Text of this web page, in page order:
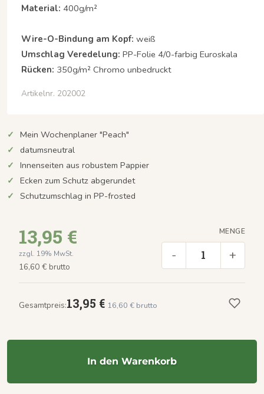
Material: 400g/m²
Wire-O-Bindung am Kopf: weiß
Umschlag Veredelung: PP-Folie 4/0-farbig Euroskala
Rücken: 350g/m² Chromo unbedruckt
Artikelnr. 202002
Mein Wochenplaner "Peach"
datumsneutral
Innenseiten aus robustem Pappier
Ecken zum Schutz abgerundet
Schutzumschlag in PP-frosted
13,95 €
zzgl. 19% MwSt.
16,60 € brutto
MENGE
- +
Gesamtpreis:13,95 € 16,60 € brutto
In den Warenkorb